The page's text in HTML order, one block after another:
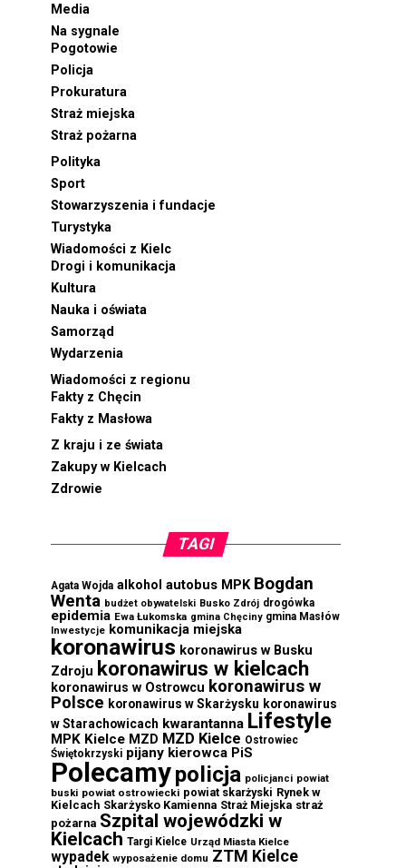
Media
Na sygnale
Pogotowie
Policja
Prokuratura
Straż miejska
Straż pożarna
Polityka
Sport
Stowarzyszenia i fundacje
Turystyka
Wiadomości z Kielc
Drogi i komunikacja
Kultura
Nauka i oświata
Samorząd
Wydarzenia
Wiadomości z regionu
Fakty z Chęcin
Fakty z Masłowa
Z kraju i ze świata
Zakupy w Kielcach
Zdrowie
TAGI
Agata Wojda alkohol autobus MPK Bogdan
Wenta budżet obywatelski Busko Zdrój drogówka
epidemia Ewa Łukomska gmina Chęciny gmina Masłów
Inwestycje komunikacja miejska
koronawirus koronawirus w Busku
Zdroju koronawirus w kielcach
koronawirus w Ostrowcu koronawirus w
Polsce koronawirus w Skarżysku koronawirus
w Starachowicach kwarantanna Lifestyle
MPK Kielce MZD MZD Kielce Ostrowiec
Świętokrzyski pijany kierowca PiS
Polecamypolicja policjanci powiat
buski powiat ostrowiecki powiat skarżyski Rynek w
Kielcach Skarżysko Kamienna Straż Miejska straż
pożarna Szpital wojewódzki w
Kielcach Targi Kielce Urząd Miasta Kielce
wypadek wyposażenie domu ZTM Kielce